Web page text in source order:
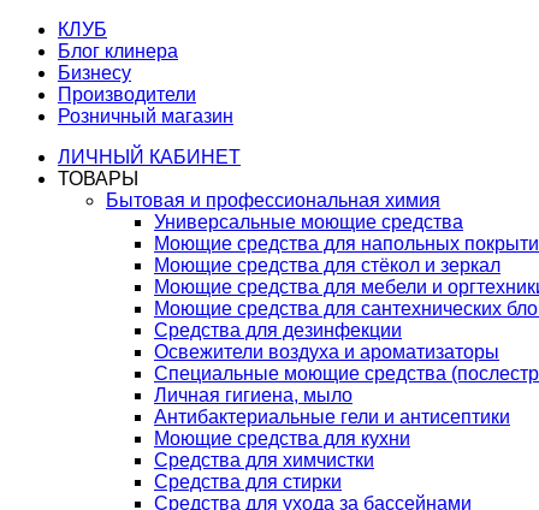
КЛУБ
Блог клинера
Бизнесу
Производители
Розничный магазин
ЛИЧНЫЙ КАБИНЕТ
ТОВАРЫ
Бытовая и профессиональная химия
Универсальные моющие средства
Моющие средства для напольных
Моющие средства для стёкол и зеркал
Моющие средства для мебели и
Моющие средства для сантехнических
Средства для дезинфекции
Освежители воздуха и ароматизаторы
Специальные моющие средства
Личная гигиена, мыло
Антибактериальные гели и антисептики
Моющие средства для кухни
Средства для химчистки
Средства для стирки
Средства для ухода за бассейнами